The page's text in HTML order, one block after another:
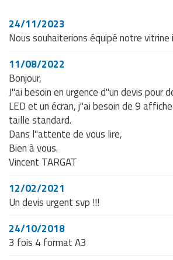
24/11/2023
Nous souhaiterions équipé notre vitrine
11/08/2022
Bonjour,
J"ai besoin en urgence d"un devis pour
LED et un écran, j"ai besoin de 9
taille standard.
Dans l"attente de vous lire,
Bien à vous.
Vincent TARGAT
12/02/2021
Un devis urgent svp !!!
24/10/2018
3 fois 4 format A3